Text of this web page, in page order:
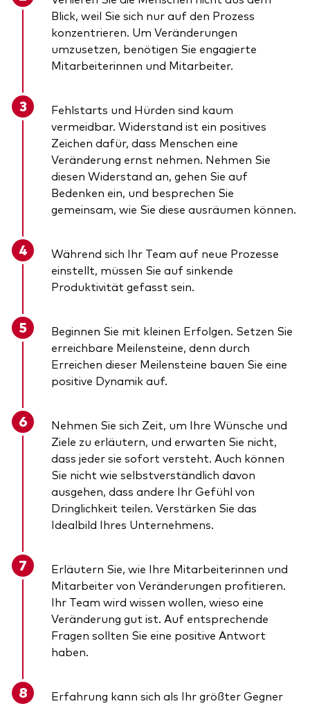
Blick, weil Sie sich nur auf den Prozess
konzentrieren. Um Veränderungen
umzusetzen, benötigen Sie engagierte
Mitarbeiterinnen und Mitarbeiter.
Fehlstarts und Hürden sind kaum
vermeidbar. Widerstand ist ein positives
Zeichen dafür, dass Menschen eine
Veränderung ernst nehmen. Nehmen Sie
diesen Widerstand an, gehen Sie auf
Bedenken ein, und besprechen Sie
gemeinsam, wie Sie diese ausräumen können.
Während sich Ihr Team auf neue Prozesse
einstellt, müssen Sie auf sinkende
Produktivität gefasst sein.
Beginnen Sie mit kleinen Erfolgen. Setzen Sie
erreichbare Meilensteine, denn durch
Erreichen dieser Meilensteine bauen Sie eine
positive Dynamik auf.
Nehmen Sie sich Zeit, um Ihre Wünsche und
Ziele zu erläutern, und erwarten Sie nicht,
dass jeder sie sofort versteht. Auch können
Sie nicht wie selbstverständlich davon
ausgehen, dass andere Ihr Gefühl von
Dringlichkeit teilen. Verstärken Sie das
Idealbild Ihres Unternehmens.
Erläutern Sie, wie Ihre Mitarbeiterinnen und
Mitarbeiter von Veränderungen profitieren.
Ihr Team wird wissen wollen, wieso eine
Veränderung gut ist. Auf entsprechende
Fragen sollten Sie eine positive Antwort
haben.
Erfahrung kann sich als Ihr größter Gegner